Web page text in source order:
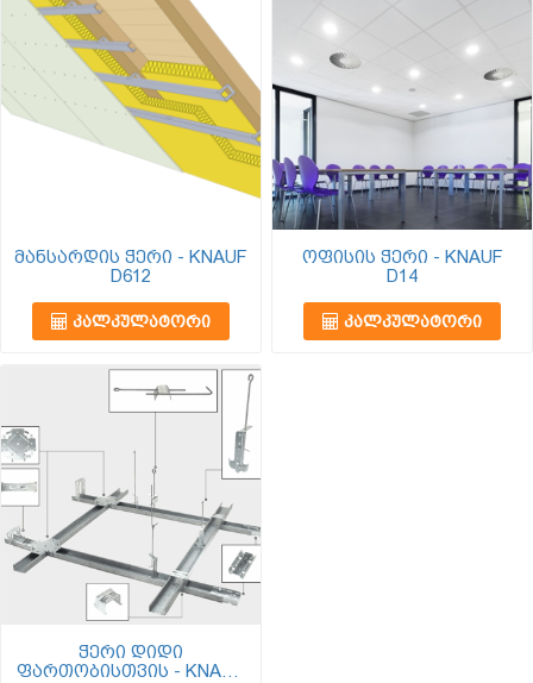
მანსარდის ჭერი - KNAUF
D612
ᲙᲐᲚᲙᲣᲚᲐᲢᲝᲠᲘ
ოფისის ჭერი - KNAUF
D14
ᲙᲐᲚᲙᲣᲚᲐᲢᲝᲠᲘ
ჭერი დიდი
ფართობისთვის - KNAUF